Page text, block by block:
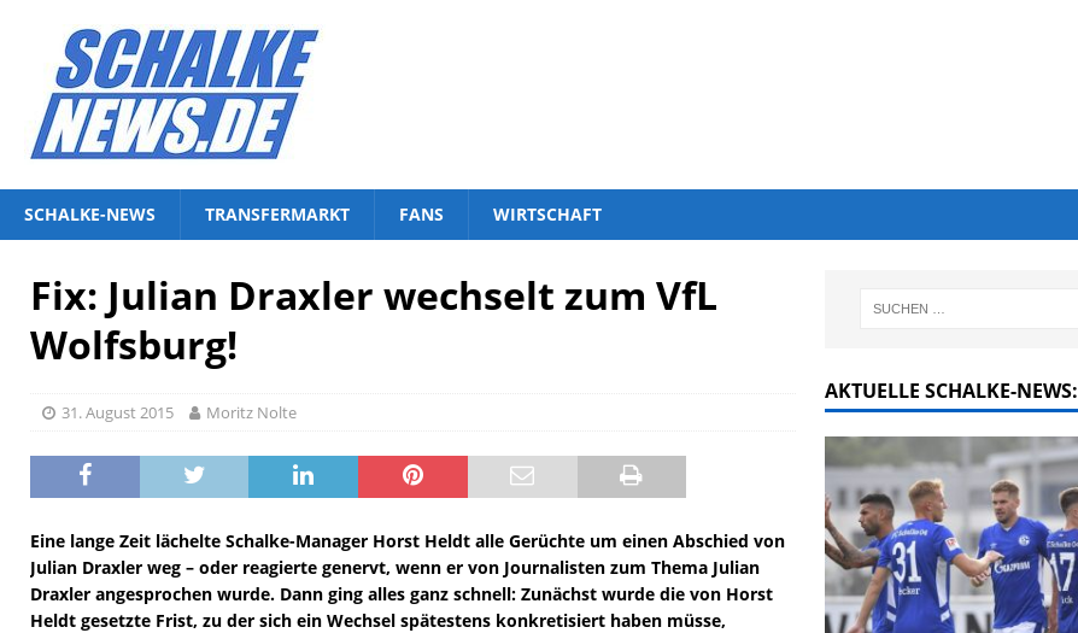
SCHALKE-NEWS TRANSFERMARKT FANS WIRTSCHAFT
Fix: Julian Draxler wechselt zum VfL
Wolfsburg!
31. August 2015 Moritz Nolte
Eine lange Zeit lächelte Schalke-Manager Horst Heldt alle Gerüchte um einen Abschied von
Julian Draxler weg – oder reagierte genervt, wenn er von Journalisten zum Thema Julian
Draxler angesprochen wurde. Dann ging alles ganz schnell: Zunächst wurde die von Horst
Heldt gesetzte Frist, zu der sich ein Wechsel spätestens konkretisiert haben müsse,
AKTUELLE SCHALKE-NEWS: